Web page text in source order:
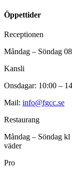
Öppettider
Receptionen
Måndag – Söndag
Kansli
Onsdagar: 10:00 –
Mail: info@fgcc.se
Restaurang
Måndag – Söndag
väder
Pro